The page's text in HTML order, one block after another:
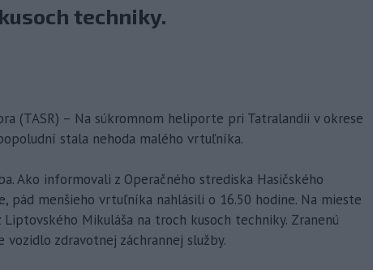
techniky.
(TASR) – Na súkromnom heliporte pri Tatralandii v okrese
stala nehoda malého vrtuľníka.
Ako informovali z Operačného strediska Hasičského
pád menšieho vrtuľníka nahlásili o 16.50 hodine. Na mieste
Liptovského Mikuláša na troch kusoch techniky. Zranenú
vozidlo zdravotnej záchrannej služby.